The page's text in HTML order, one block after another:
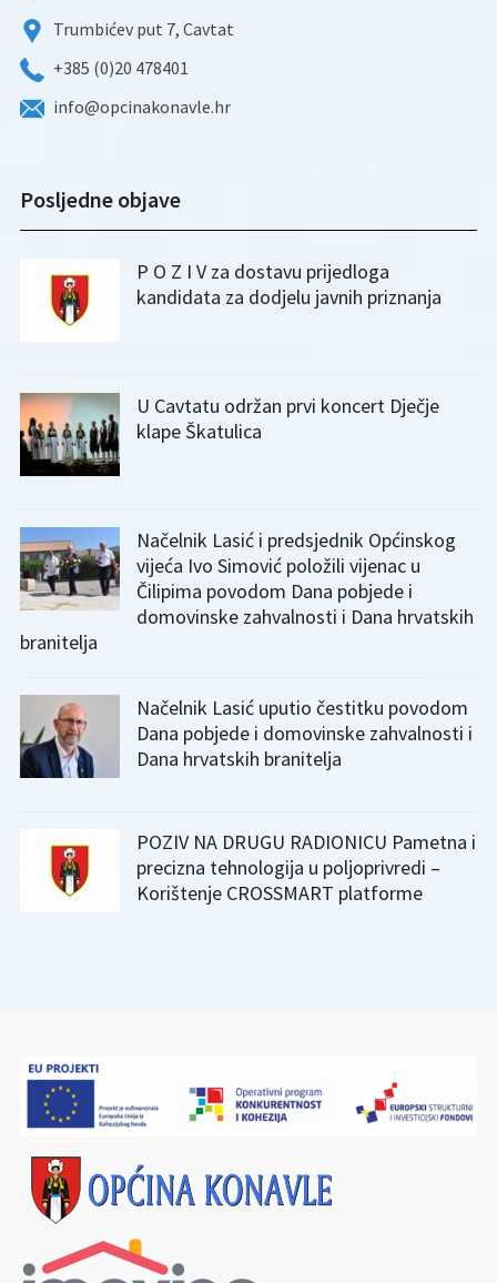
Trumbićev put 7, Cavtat
+385 (0)20 478401
info@opcinakonavle.hr
Posljedne objave
P O Z I V za dostavu prijedloga
kandidata za dodjelu javnih priznanja
U Cavtatu održan prvi koncert Dječje
klape Škatulica
Načelnik Lasić i predsjednik Općinskog
vijeća Ivo Simović položili vijenac u
Čilipima povodom Dana pobjede i
domovinske zahvalnosti i Dana hrvatskih
branitelja
Načelnik Lasić uputio čestitku povodom
Dana pobjede i domovinske zahvalnosti i
Dana hrvatskih branitelja
POZIV NA DRUGU RADIONICU Pametna i
precizna tehnologija u poljoprivredi –
Korištenje CROSSMART platforme